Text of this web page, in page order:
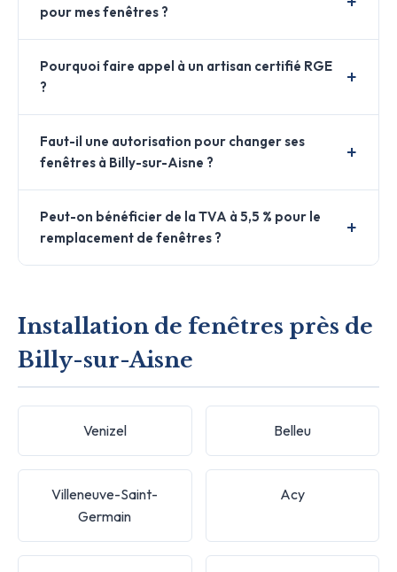
pour mes fenêtres ?
Pourquoi faire appel à un artisan certifié RGE
?
Faut-il une autorisation pour changer ses
fenêtres à Billy-sur-Aisne ?
Peut-on bénéficier de la TVA à 5,5 % pour le
remplacement de fenêtres ?
Installation de fenêtres près de
Billy-sur-Aisne
Venizel Belleu
Villeneuve-Saint-
Germain
Acy